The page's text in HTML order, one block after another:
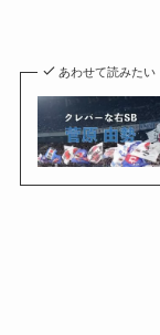
あわせて読みたい